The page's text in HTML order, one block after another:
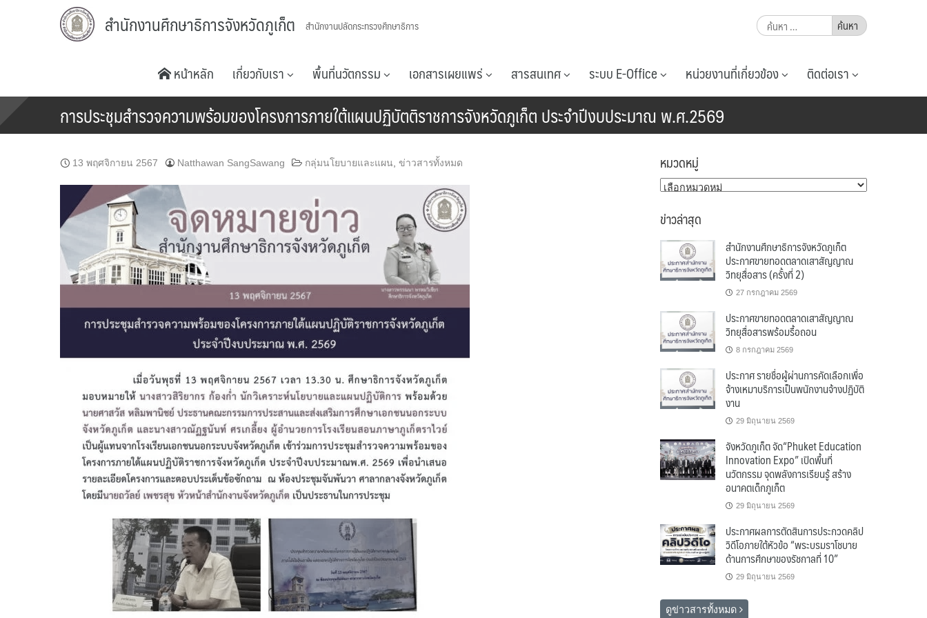
สำนักงานศึกษาธิการจังหวัดภูเก็ต สำนักงานปลัดกระทรวงศึกษาธิการ
ค้นหา
สำหรับ:
หน้าหลัก เกี่ยวกับเรา พื้นที่นวัตกรรม เอกสารเผยแพร่ สารสนเทศ ระบบ E-Office หน่วยงานที่เกี่ยวข้อง ติดต่อเรา
การประชุมสำรวจความพร้อมของโครงการภายใต้แผนปฏิบัตติราชการจังหวัดภูเก็ต ประจำปีงบประมาณ พ.ศ.2569
13 พฤศจิกายน 2567 Natthawan SangSawang กลุ่มนโยบายและแผน ข่าวสารทั้งหมด หมวดหมู่
หมวด
ข่าวล่าสุด
สำนักงานศึกษาธิการจังหวัดภูเก็ต
ประกาศขายทอดตลาดเสาสัญญาณ
วิทยุสื่อสาร (ครั้งที่ 2)
27 กรกฎาคม 2569
ประกาศขายทอดตลาดเสาสัญญาณ
วิทยุสื่อสารพร้อมรื้อถอน
8 กรกฎาคม 2569
ประกาศ รายชื่อผู้ผ่านการคัดเลือกเพื่อ
จ้างเหมาบริการเป็นพนักงานจ้างปฏิบัติ
งาน
29 มิถุนายน 2569
จังหวัดภูเก็ต จัด“Phuket Education
Innovation Expo” เปิดพื้นที่
นวัตกรรม จุดพลังการเรียนรู้ สร้าง
อนาคตเด็กภูเก็ต
29 มิถุนายน 2569
ประกาศผลการตัดสินการประกวดคลิป
วิดีโอภายใต้หัวข้อ “พระบรมราโชบาย
ด้านการศึกษาของรัชกาลที่ 10”
29 มิถุนายน 2569
ดูข่าวสารทั้งหมด